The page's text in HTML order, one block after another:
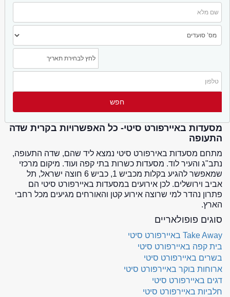
מסעדות באיירפורט סיטי- כל האפשרויות בקרית שדה
התעופה
מתחם מסעדות באירפורט סיטי נמצא ליד שהם, שדה התעופה,
נתב"ג והעיר לוד. מסעדות כשרות בתי קפה ועוד. מיקום מרכזי
שמאפשר להגיע בקלות מכביש 1, כביש 6 חוצה ישראל, תל
אביב וירושלים. לכן אירועים במסעדות באיירפורט סיטי הם
פתרון נהדר למי שרוצה אירוע קטן והאורחים מגיעים מכל רחבי
הארץ.
סוגים פופולאריים
Take Away באיירפורט סיטי
בית קפה באיירפורט סיטי
בשרים באיירפורט סיטי
ארוחות בוקר באיירפורט סיטי
דגים באיירפורט סיטי
חלביות באיירפורט סיטי